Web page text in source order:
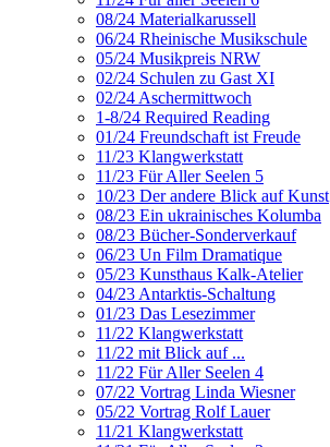
08/24 Materialkarussell
06/24 Rheinische Musikschule
05/24 Musikpreis NRW
02/24 Schulen zu Gast XI
02/24 Aschermittwoch
1-8/24 Required Reading
01/24 Freundschaft ist Freude
11/23 Klangwerkstatt
11/23 Für Aller Seelen 5
10/23 Der andere Blick auf Kunst
08/23 Ein ukrainisches Kolumba
08/23 Bücher-Sonderverkauf
06/23 Un Film Dramatique
05/23 Kunsthaus Kalk-Atelier
04/23 Antarktis-Schaltung
01/23 Das Lesezimmer
11/22 Klangwerkstatt
11/22 mit Blick auf ...
11/22 Für Aller Seelen 4
07/22 Vortrag Linda Wiesner
05/22 Vortrag Rolf Lauer
11/21 Klangwerkstatt